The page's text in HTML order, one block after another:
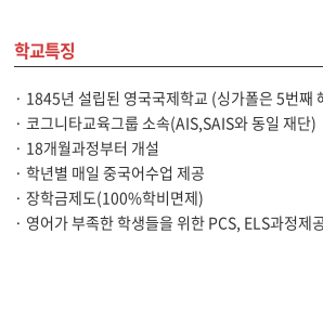
학교특징
· 1845년 설립된 영국국제학교 (싱가폴은 5번째
· 코그니타교육그룹 소속(AIS,SAIS와 동일 재단)
· 18개월과정부터 개설
· 학년별 매일 중국어수업 제공
· 장학금제도(100%학비면제)
· 영어가 부족한 학생들을 위한 PCS, ELS과정제